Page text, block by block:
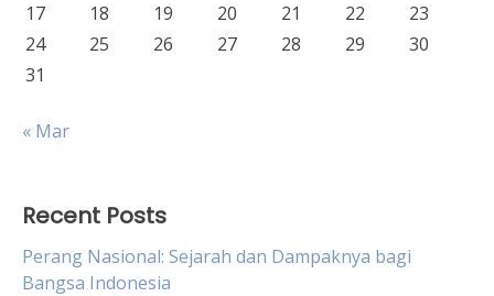
17
18 19 20 21 22
23
24
25 26 27 28 29
30
31
« Mar
Recent Posts
Perang Nasional: Sejarah dan Dampaknya bagi
Bangsa Indonesia